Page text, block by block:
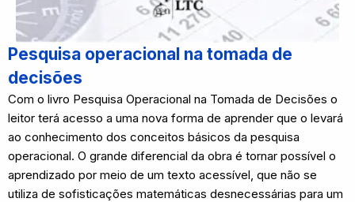
Pesquisa operacional na tomada de
decisões
Com o livro Pesquisa Operacional na Tomada de Decisões o
leitor terá acesso a uma nova forma de aprender que o levará
ao conhecimento dos conceitos básicos da pesquisa
operacional. O grande diferencial da obra é tornar possível o
aprendizado por meio de um texto acessível, que não se
utiliza de sofisticações matemáticas desnecessárias para um